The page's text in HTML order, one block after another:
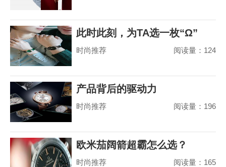
此时此刻，为TA选一枚“Ω”
时尚推荐 阅读量：124
产品背后的驱动力
时尚推荐 阅读量：196
欧米茄阔箭超霸怎么选？
时尚推荐 阅读量：165